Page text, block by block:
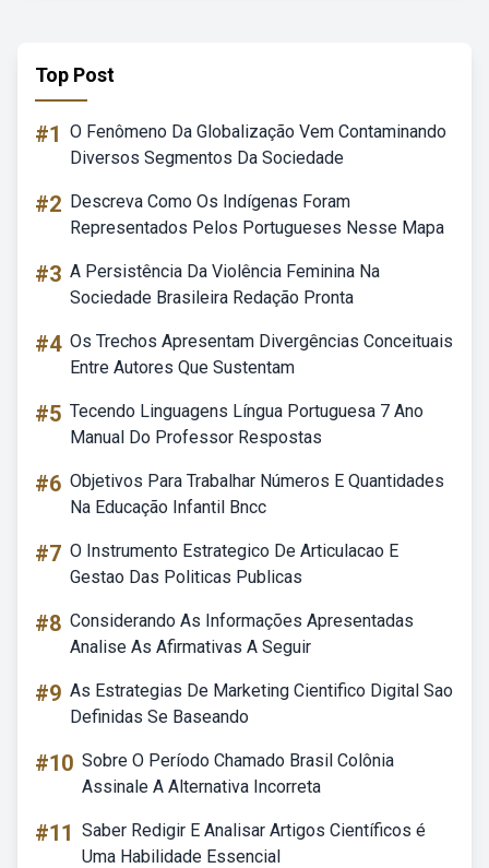
Top Post
#1 O Fenômeno Da Globalização Vem Contaminando
Diversos Segmentos Da Sociedade
#2 Descreva Como Os Indígenas Foram
Representados Pelos Portugueses Nesse Mapa
#3 A Persistência Da Violência Feminina Na
Sociedade Brasileira Redação Pronta
#4 Os Trechos Apresentam Divergências Conceituais
Entre Autores Que Sustentam
#5 Tecendo Linguagens Língua Portuguesa 7 Ano
Manual Do Professor Respostas
#6 Objetivos Para Trabalhar Números E Quantidades
Na Educação Infantil Bncc
#7 O Instrumento Estrategico De Articulacao E
Gestao Das Politicas Publicas
#8 Considerando As Informações Apresentadas
Analise As Afirmativas A Seguir
#9 As Estrategias De Marketing Cientifico Digital Sao
Definidas Se Baseando
#10 Sobre O Período Chamado Brasil Colônia
Assinale A Alternativa Incorreta
#11 Saber Redigir E Analisar Artigos Científicos é
Uma Habilidade Essencial